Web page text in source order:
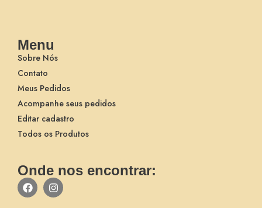
Menu
Sobre Nós
Contato
Meus Pedidos
Acompanhe seus pedidos
Editar cadastro
Todos os Produtos
Onde nos encontrar: